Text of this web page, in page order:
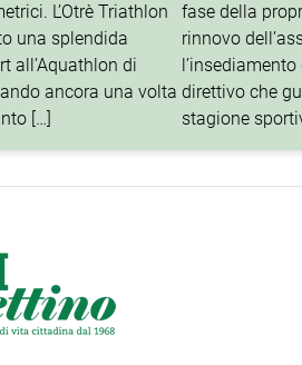
L’Otrè Triathlon
una splendida
all’Aquathlon di
ancora una volta
[…]
fase della
rinnovo
direttivo che
stagione